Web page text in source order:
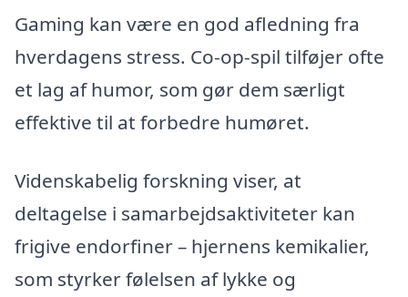
Gaming kan være en god afledning fra
hverdagens stress. Co-op-spil tilføjer ofte
et lag af humor, som gør dem særligt
effektive til at forbedre humøret.
Videnskabelig forskning viser, at
deltagelse i samarbejdsaktiviteter kan
frigive endorfiner – hjernens kemikalier,
som styrker følelsen af lykke og